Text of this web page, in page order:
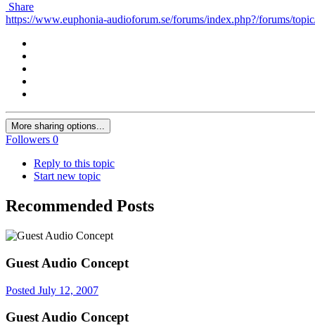
Share
https://www.euphonia-audioforum.se/forums/index.php?/forums/
More sharing options...
Followers 0
Reply to this topic
Start new topic
Recommended Posts
Guest Audio Concept
Posted July 12, 2007
Guest Audio Concept